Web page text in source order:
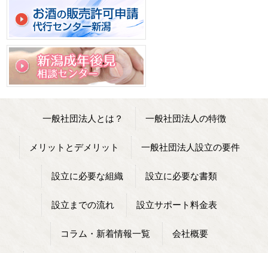
一般社団法人とは？ 一般社団法人の特徴
メリットとデメリット 一般社団法人設立の要件
設立に必要な組織 設立に必要な書類
設立までの流れ 設立サポート料金表
コラム・新着情報一覧 会社概要